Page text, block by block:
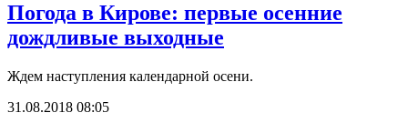
Погода в Кирове: первые осенние
дождливые выходные
Ждем наступления календарной осени.
31.08.2018 08:05